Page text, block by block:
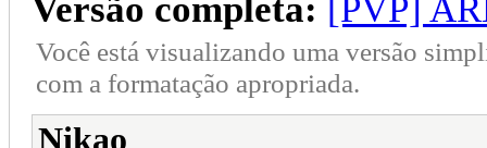
Versão completa: [PVP]
Você está visualizando uma versão
com a formatação apropriada.
Nikao